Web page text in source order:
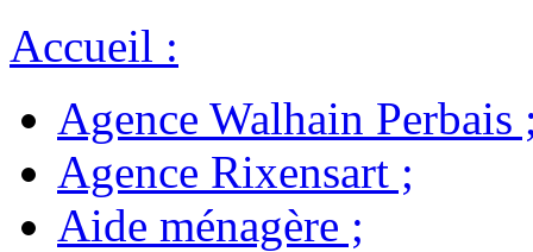
Accueil :
Agence Walhain Perbais
Agence Rixensart ;
Aide ménagère ;